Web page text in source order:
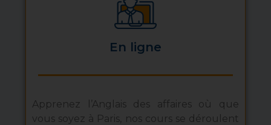
En ligne
Apprenez l’Anglais des affaires où que
vous soyez à Paris, nos cours se déroulent